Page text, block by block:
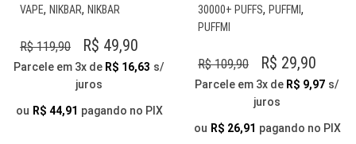
VAPE, NIKBAR, NIKBAR
OPÇÕES
SER
ESCOLHIDAS
R$119,90
O
PREÇO
ORIGINAL
ERA:
R$ 49,90
PREÇO
É:
R$ 49,90.
Parcele em 3x de R$ 16,63 s/
juros
ou R$ 44,91 pagando no PIX
30000+ PUFFS, PUFFMI ,
PUFFMI
SER
R$109,90
O
PREÇO
ORIGINAL
ERA:
R$ 29,90
É:
Parcele em 3x de R$ 9,97 s/
juros
ou R$ 26,91 pagando no PIX